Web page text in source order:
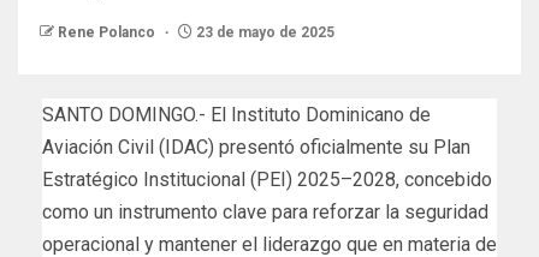
Rene Polanco 23 de mayo de 2025
SANTO DOMINGO.- El Instituto Dominicano de
Aviación Civil (IDAC) presentó oficialmente su Plan
Estratégico Institucional (PEI) 2025–2028, concebido
como un instrumento clave para reforzar la seguridad
operacional y mantener el liderazgo que en materia de